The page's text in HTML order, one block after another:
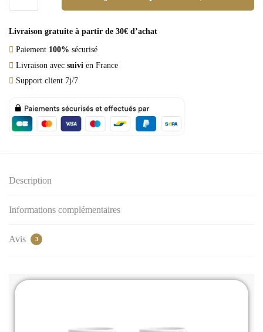
Livraison gratuite à partir de 30€ d’achat
Paiement 100% sécurisé
Livraison avec suivi en France
Support client 7j/7
Description
Informations complémentaires
Avis 3